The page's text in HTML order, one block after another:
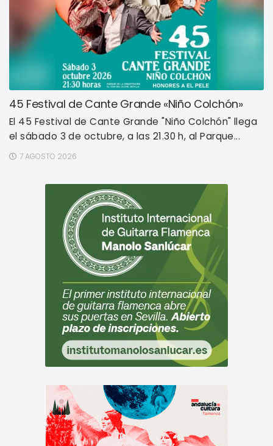
45 Festival de Cante Grande «Niño Colchón»
El 45 Festival de Cante Grande "Niño Colchón" llega
el sábado 3 de octubre, a las 21.30 h, al Parque...
7 AGOSTO 2026